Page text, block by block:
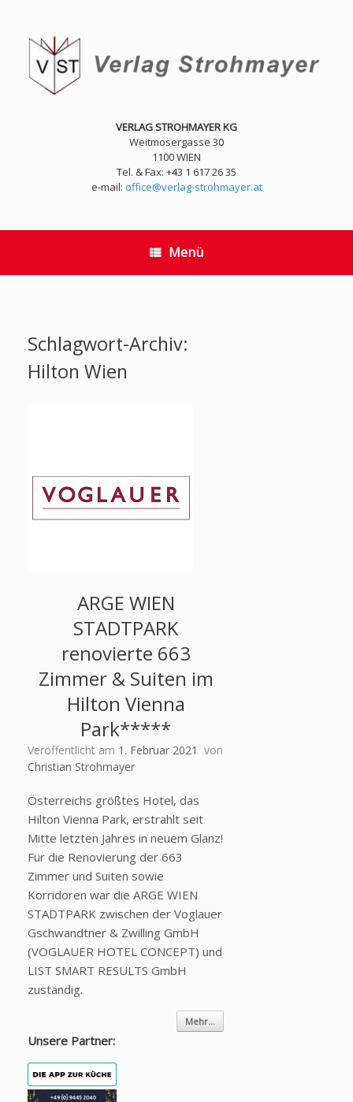
springen
VERLAG STROHMAYER KG
Weitmosergasse 30
1100 WIEN
Tel. & Fax: +43 1 617 26 35
e-mail: office@verlag-strohmayer.at
Menü
Schlagwort-Archiv:
Hilton Wien
ARGE WIEN
STADTPARK
renovierte 663
Zimmer & Suiten im
Hilton Vienna
Park*****
Veröffentlicht am 1. Februar 2021 von
Christian Strohmayer
Österreichs größtes Hotel, das
Hilton Vienna Park, erstrahlt seit
Mitte letzten Jahres in neuem Glanz!
Für die Renovierung der 663
Zimmer und Suiten sowie
Korridoren war die ARGE WIEN
STADTPARK zwischen der Voglauer
Gschwandtner & Zwilling GmbH
(VOGLAUER HOTEL CONCEPT) und
LIST SMART RESULTS GmbH
zuständig.
Mehr...
Unsere Partner: